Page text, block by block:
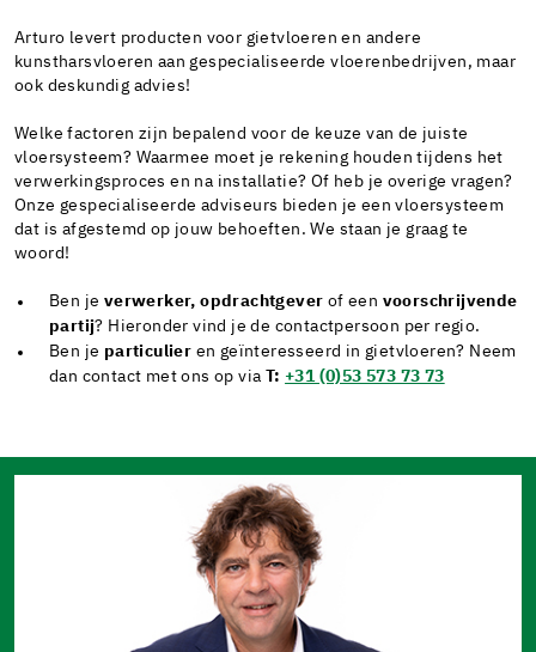
Arturo levert producten voor gietvloeren en andere
kunstharsvloeren aan gespecialiseerde vloerenbedrijven, maar
ook deskundig advies!
Welke factoren zijn bepalend voor de keuze van de juiste
vloersysteem? Waarmee moet je rekening houden tijdens het
verwerkingsproces en na installatie? Of heb je overige vragen?
Onze gespecialiseerde adviseurs bieden je een vloersysteem
dat is afgestemd op jouw behoeften. We staan je graag te
woord!
Ben je verwerker, opdrachtgever of een voorschrijvende
partij? Hieronder vind je de contactpersoon per regio.
Ben je particulier en geïnteresseerd in gietvloeren? Neem
dan contact met ons op via
T: +31 (0)53 573 73 73